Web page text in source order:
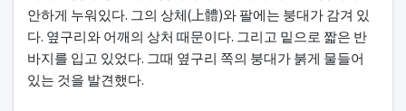
안하게 누워있다. 그의 상체(上體)와 팔에는 붕대가 감겨 있
다. 옆구리와 어깨의 상처 때문이다. 그리고 밑으로 짧은 반
바지를 입고 있었다. 그때 옆구리 쪽의 붕대가 붉게 물들어
있는 것을 발견했다.